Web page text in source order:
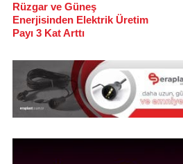
Rüzgar ve Güneş
Enerjisinden Elektrik Üretim
Payı 3 Kat Arttı